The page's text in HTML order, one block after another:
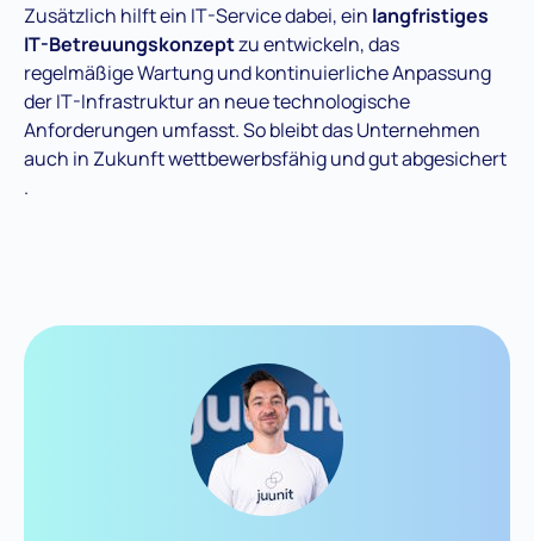
Zusätzlich hilft ein IT-Service dabei, ein langfristiges
IT-Betreuungskonzeptzu entwickeln, das
regelmäßige Wartung und kontinuierliche Anpassung
der IT-Infrastruktur an neue technologische
Anforderungen umfasst. So bleibt das Unternehmen
auch in Zukunft wettbewerbsfähig und gut abgesichert​
.